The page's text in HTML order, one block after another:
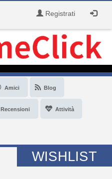
Registrati
Amici Blog
Recensioni Attività
WISHLIST